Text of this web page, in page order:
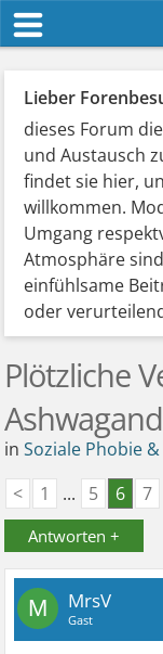
Lieber
dieses Forum
und Austausch
findet sie hier,
willkommen.
Umgang
Atmosphäre
einfühlsame
oder
Plötzliche
inSoziale Phobie
<
1 ... 5 6 7
Antworten +
M MrsV
Gast